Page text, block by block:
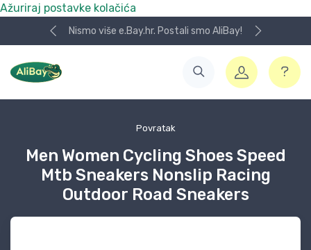
Ažuriraj postavke kolačića
Nismo više e.Bay.hr. Postali smo AliBay!
Povratak
Men Women Cycling Shoes Speed
Mtb Sneakers Nonslip Racing
Outdoor Road Sneakers